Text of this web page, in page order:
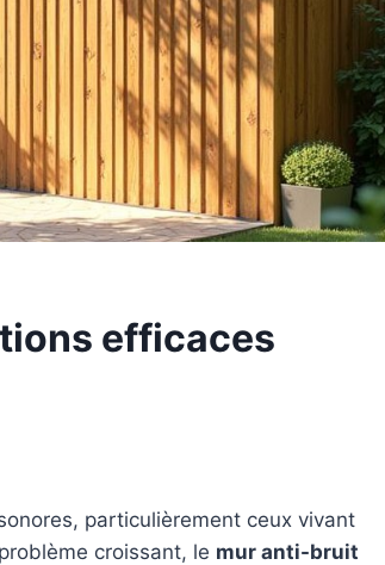
efficaces
particulièrement ceux vivant
croissant, le mur anti-bruit